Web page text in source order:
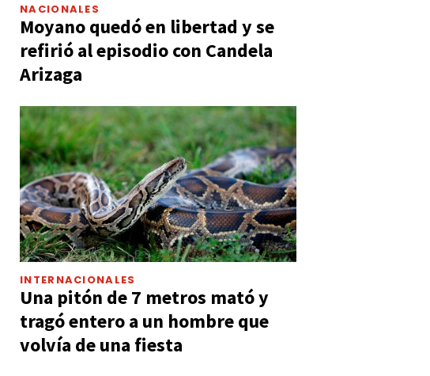
NACIONALES
Moyano quedó en libertad y se
refirió al episodio con Candela
Arizaga
INTERNACIONALES
Una pitón de 7 metros mató y
tragó entero a un hombre que
volvía de una fiesta